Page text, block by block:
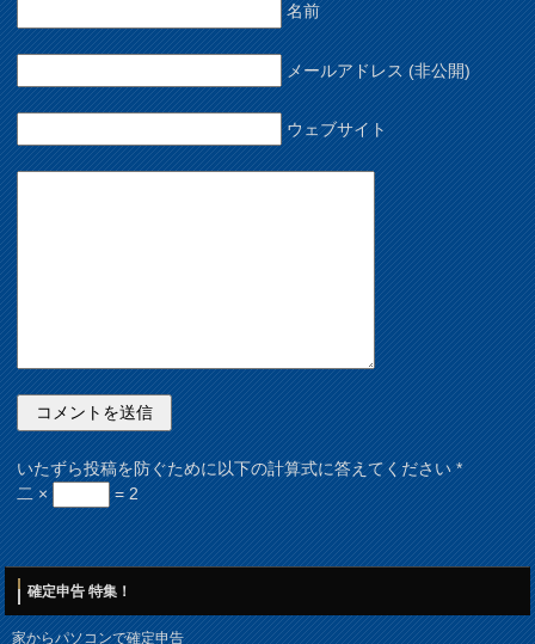
名前
メールアドレス (非公開)
ウェブサイト
いたずら投稿を防ぐために以下の計算式に答えてください*
二 ×
= 2
確定申告 特集！
家からパソコンで確定申告